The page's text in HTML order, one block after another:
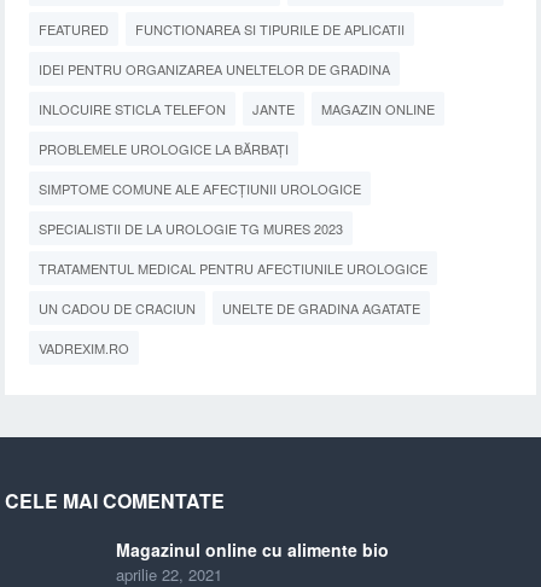
FEATURED FUNCTIONAREA SI TIPURILE DE APLICATII
IDEI PENTRU ORGANIZAREA UNELTELOR DE GRADINA
INLOCUIRE STICLA TELEFON JANTE MAGAZIN ONLINE
PROBLEMELE UROLOGICE LA BĂRBAȚI
SIMPTOME COMUNE ALE AFECȚIUNII UROLOGICE
SPECIALISTII DE LA UROLOGIE TG MURES 2023
TRATAMENTUL MEDICAL PENTRU AFECTIUNILE UROLOGICE
UN CADOU DE CRACIUN UNELTE DE GRADINA AGATATE
VADREXIM.RO
CELE MAI COMENTATE
Magazinul online cu alimente bio
aprilie 22, 2021